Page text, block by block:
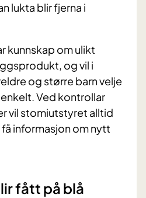
lukta blir fjerna i
kunnskap om ulikt
og vil i
og større barn velje
Ved kontrollar
vil stomiutstyret alltid
informasjon om nytt
fått på blå